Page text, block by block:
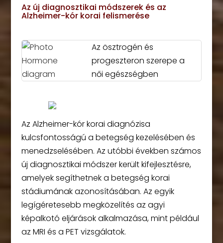
Az új diagnosztikai módszerek és az
Alzheimer-kór korai felismerése
Az ösztrogén és
progeszteron szerepe a
női egészségben
Az Alzheimer-kór korai diagnózisa
kulcsfontosságú a betegség kezelésében és
menedzselésében. Az utóbbi években számos
új diagnosztikai módszer került kifejlesztésre,
amelyek segíthetnek a betegség korai
stádiumának azonosításában. Az egyik
legígéretesebb megközelítés az agyi
képalkotó eljárások alkalmazása, mint például
az MRI és a PET vizsgálatok.